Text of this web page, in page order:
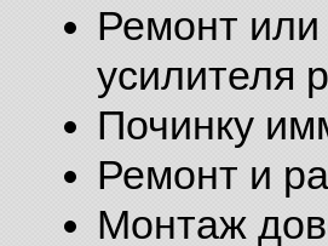
Ремонт или
усилителя
Починку
Ремонт и
Монтаж